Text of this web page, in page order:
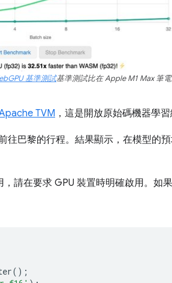
基準測試基準測試比在 Apple M1 Max 筆
TVM ，這是開放原始碼機器學
往巴黎的行程。結果顯示，在模型的
請在要求 GPU 裝置時明確啟用。如
();